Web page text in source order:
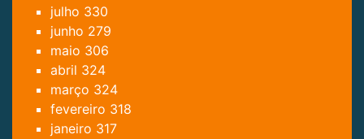
julho 330
junho 279
maio 306
abril 324
março 324
fevereiro 318
janeiro 317